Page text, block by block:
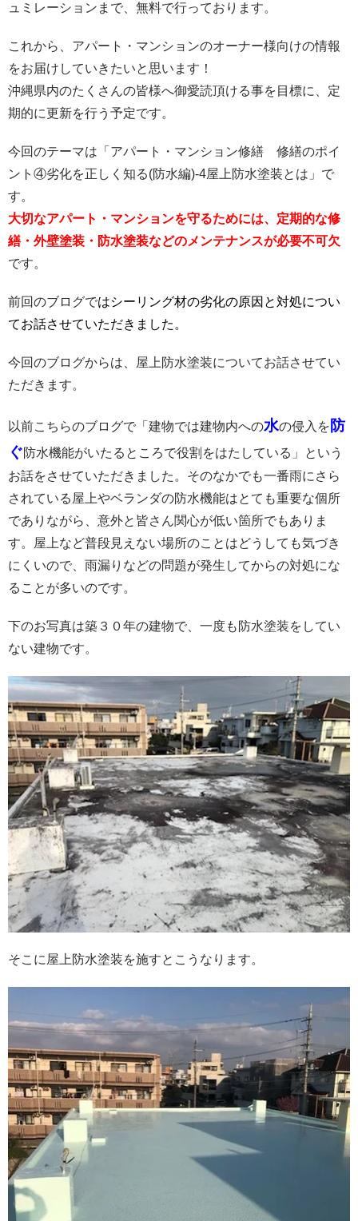
ュミレーションまで、無料で行っております。
これから、アパート・マンションのオーナー様向けの情報
をお届けしていきたいと思います！
沖縄県内のたくさんの皆様へ御愛読頂ける事を目標に、定
期的に更新を行う予定です。
今回のテーマは「アパート・マンション修繕 修繕のポイ
ント④劣化を正しく知る(防水編)-4屋上防水塗装とは」で
す。
大切なアパート・マンションを守るためには、定期的な修
繕・外壁塗装・防水塗装などのメンテナンスが必要不可欠
です。
前回のブログではシーリング材の劣化の原因と対処につい
てお話させていただきました。
今回のブログからは、屋上防水塗装についてお話させてい
ただきます。
以前こちらのブログで「建物では建物内への水の侵入を 防
ぐ防水機能がいたるところで役割をはたしている」という
お話をさせていただきました。そのなかでも一番雨にさら
されている屋上やベランダの防水機能はとても重要な個所
でありながら、意外と皆さん関心が低い箇所でもありま
す。屋上など普段見えない場所のことはどうしても気づき
にくいので、雨漏りなどの問題が発生してからの対処にな
ることが多いのです。
下のお写真は築３０年の建物で、一度も防水塗装をしてい
ない建物です。
そこに屋上防水塗装を施すとこうなります。